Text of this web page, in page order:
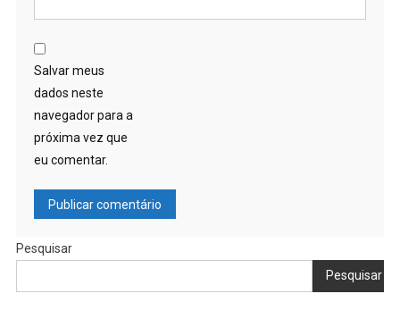
Salvar meus
dados neste
navegador para a
próxima vez que
eu comentar.
Pesquisar
Pesquisar